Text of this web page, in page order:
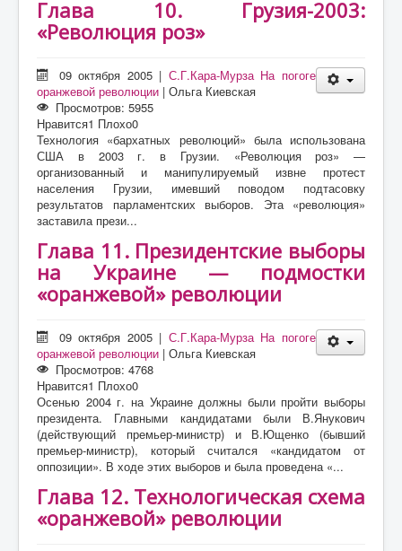
Глава 10. Грузия-2003:
«Революция роз»
09 октября 2005 | С.Г.Кара-Мурза На погоге
оранжевой революции | Ольга Киевская
Просмотров: 5955
Нравится1 Плохо0
Технология «бархатных революций» была использована
США в 2003 г. в Грузии. «Революция роз» —
организованный и манипулируемый извне протест
населения Грузии, имевший поводом подтасовку
результатов парламентских выборов. Эта «революция»
заставила прези...
Глава 11. Президентские выборы
на Украине — подмостки
«оранжевой» революции
09 октября 2005 | С.Г.Кара-Мурза На погоге
оранжевой революции | Ольга Киевская
Просмотров: 4768
Нравится1 Плохо0
Осенью 2004 г. на Украине должны были пройти выборы
президента. Главными кандидатами были В.Янукович
(действующий премьер-министр) и В.Ющенко (бывший
премьер-министр), который считался «кандидатом от
оппозиции». В ходе этих выборов и была проведена «...
Глава 12. Технологическая схема
«оранжевой» революции